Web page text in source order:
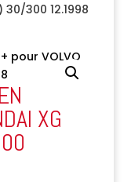
30/300 12.1998
XG